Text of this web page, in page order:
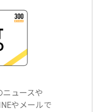
ニュースや
やメールで